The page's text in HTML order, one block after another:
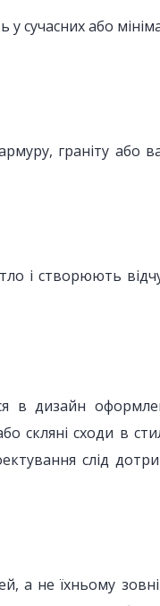
сучасних або
граніту або
і створюють
в дизайн
скляні сходи в
слід
а не їхньому